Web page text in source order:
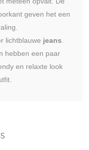
geven het een
lichtblauwe jeans
hebben een paar
en relaxte look